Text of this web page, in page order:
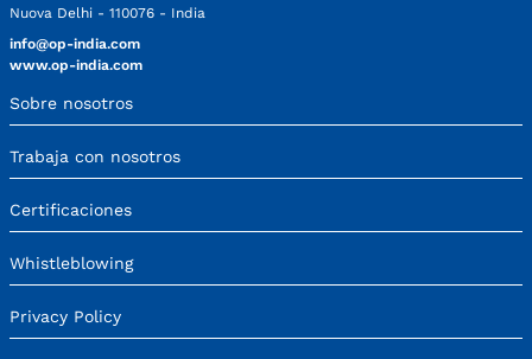
Nuova Delhi - 110076 - India
info@op-india.com
www.op-india.com
Sobre nosotros
Trabaja con nosotros
Certificaciones
Whistleblowing
Privacy Policy